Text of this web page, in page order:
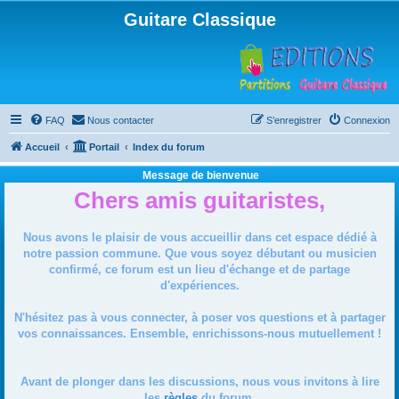
Guitare Classique
FAQ Nous contacter Connexion
S’enregistrer
Accueil Portail Index du forum
Message de bienvenue
Chers amis guitaristes,
Nous avons le plaisir de vous accueillir dans cet espace dédié à
notre passion commune. Que vous soyez débutant ou musicien
confirmé, ce forum est un lieu d'échange et de partage
d'expériences.
N'hésitez pas à vous connecter, à poser vos questions et à partager
vos connaissances. Ensemble, enrichissons-nous mutuellement !
Avant de plonger dans les discussions, nous vous invitons à lire